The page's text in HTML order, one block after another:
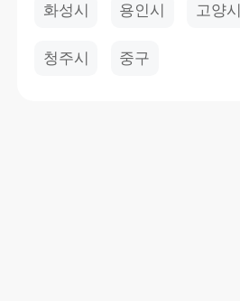
화성시 용인시 고양시
청주시 중구